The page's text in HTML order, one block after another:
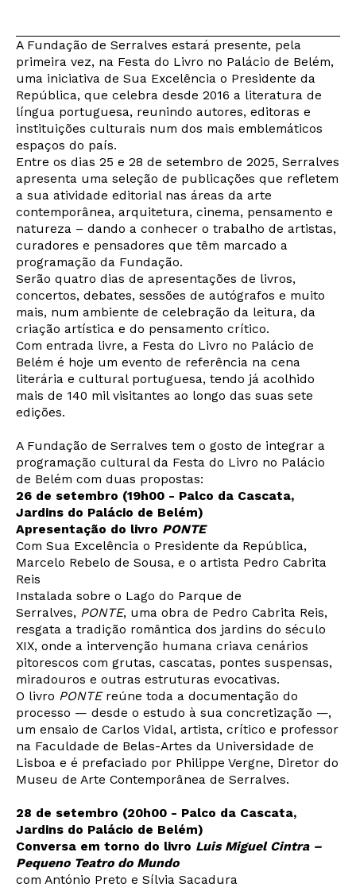
A Fundação de Serralves estará presente, pela
primeira vez, na Festa do Livro no Palácio de Belém,
uma iniciativa de Sua Excelência o Presidente da
República, que celebra desde 2016 a literatura de
língua portuguesa, reunindo autores, editoras e
instituições culturais num dos mais emblemáticos
espaços do país.
Entre os dias 25 e 28 de setembro de 2025, Serralves
apresenta uma seleção de publicações que refletem
a sua atividade editorial nas áreas da arte
contemporânea, arquitetura, cinema, pensamento e
natureza – dando a conhecer o trabalho de artistas,
curadores e pensadores que têm marcado a
programação da Fundação.
Serão quatro dias de apresentações de livros,
concertos, debates, sessões de autógrafos e muito
mais, num ambiente de celebração da leitura, da
criação artística e do pensamento crítico.
Com entrada livre, a Festa do Livro no Palácio de
Belém é hoje um evento de referência na cena
literária e cultural portuguesa, tendo já acolhido
mais de 140 mil visitantes ao longo das suas sete
edições.
A Fundação de Serralves tem o gosto de integrar a
programação cultural da Festa do Livro no Palácio
de Belém com duas propostas:
26 de setembro (19h00 - Palco da Cascata,
Jardins do Palácio de Belém)
Apresentação do livro PONTE
Com Sua Excelência o Presidente da República,
Marcelo Rebelo de Sousa, e o artista Pedro Cabrita
Reis
Instalada sobre o Lago do Parque de
Serralves, PONTE, uma obra de Pedro Cabrita Reis,
resgata a tradição romântica dos jardins do século
XIX, onde a intervenção humana criava cenários
pitorescos com grutas, cascatas, pontes suspensas,
miradouros e outras estruturas evocativas.
O livro PONTEreúne toda a documentação do
processo — desde o estudo à sua concretização —,
um ensaio de Carlos Vidal, artista, crítico e professor
na Faculdade de Belas-Artes da Universidade de
Lisboa e é prefaciado por Philippe Vergne, Diretor do
Museu de Arte Contemporânea de Serralves.
28 de setembro (20h00 - Palco da Cascata,
Jardins do Palácio de Belém)
Conversa em torno do livro Luis Miguel Cintra –
Pequeno Teatro do Mundo
com António Preto e Sílvia Sacadura
Newsletter
Interesses